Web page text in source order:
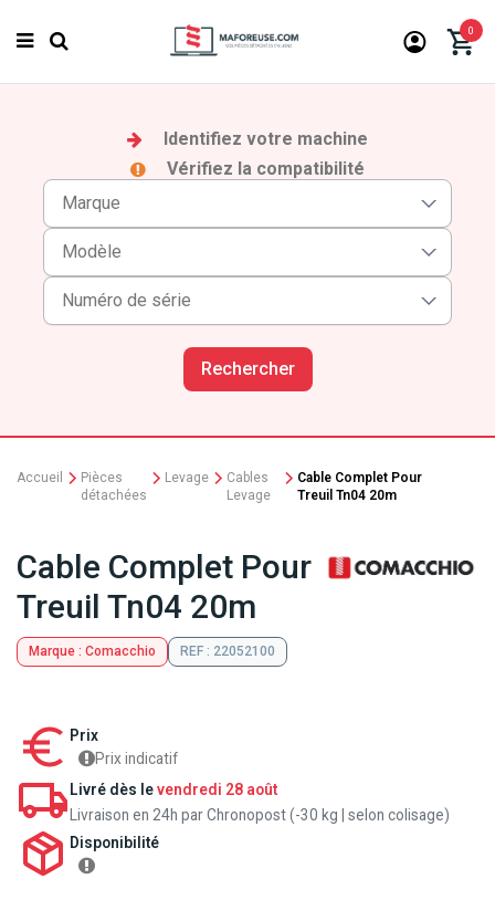
0
Identifiez votre machine
Vérifiez la compatibilité
Rechercher
Accueil
Pièces
détachées
Levage
Cables
Levage
Cable Complet Pour
Treuil Tn04 20m
Cable Complet Pour
Treuil Tn04 20m
Marque : Comacchio REF : 22052100
Prix
Prix indicatif
Livré dès levendredi 28 août
Livraison en 24h par Chronopost (-30 kg | selon colisage)
Disponibilité